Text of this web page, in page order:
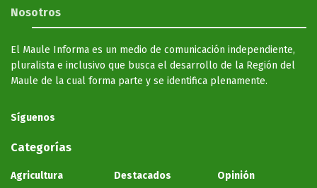
Nosotros
El Maule Informa es un medio de comunicación independiente,
pluralista e inclusivo que busca el desarrollo de la Región del
Maule de la cual forma parte y se identifica plenamente.
Síguenos
Categorías
Agricultura
Destacados
Opinión